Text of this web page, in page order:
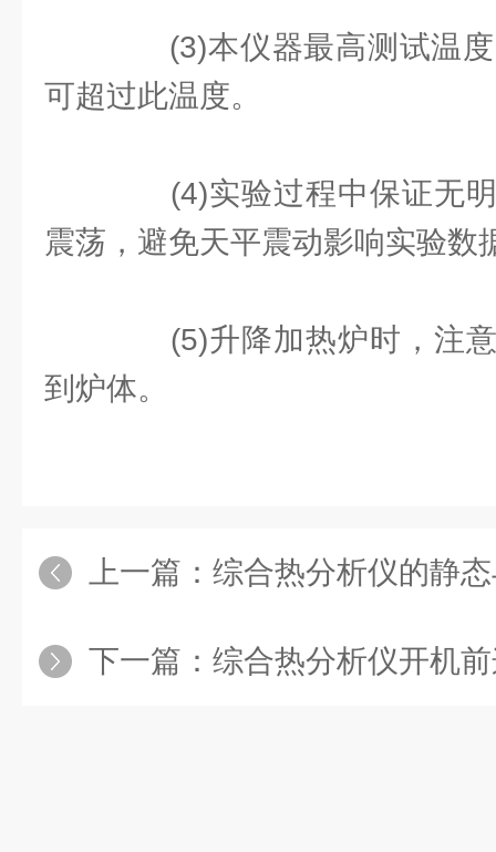
(3)本仪器最高测试温度
可超过此温度。
(4)实验过程中保证无明
震荡，避免天平震动影响实验数
(5)升降加热炉时，注意
到炉体。
上一篇： 综合热分析仪的静
下一篇： 综合热分析仪开机